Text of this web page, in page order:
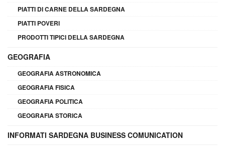
PIATTI DI CARNE DELLA SARDEGNA
PIATTI POVERI
PRODOTTI TIPICI DELLA SARDEGNA
GEOGRAFIA
GEOGRAFIA ASTRONOMICA
GEOGRAFIA FISICA
GEOGRAFIA POLITICA
GEOGRAFIA STORICA
INFORMATI SARDEGNA BUSINESS COMUNICATION